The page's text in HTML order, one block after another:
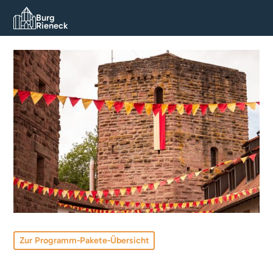
Burg
Rieneck
Zur Programm-Pakete-Übersicht